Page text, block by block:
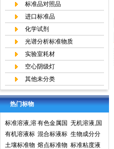
标准品对照品
进口标准品
化学试剂
光谱分析标准物质
实验室耗材
空心阴级灯
其他未分类
热门标物
标准溶液,溶
液标准物质,
国家标准物
有色金属国
家标准物质
中心,国家标
无机溶液,国
家标准物质
网,国家标准
有机溶液标
准物质中国
混合标液标
准物质
生物成分分
析标准物质
土壤标准物 熔点标准物 标准粘度液